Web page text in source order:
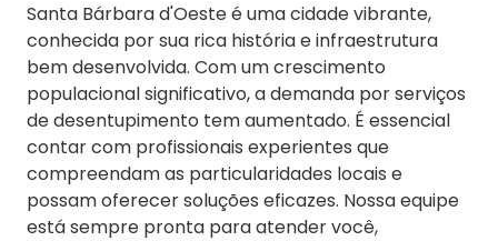
Santa Bárbara d'Oeste é uma cidade vibrante,
conhecida por sua rica história e infraestrutura
bem desenvolvida. Com um crescimento
populacional significativo, a demanda por serviços
de desentupimento tem aumentado. É essencial
contar com profissionais experientes que
compreendam as particularidades locais e
possam oferecer soluções eficazes. Nossa equipe
está sempre pronta para atender você,